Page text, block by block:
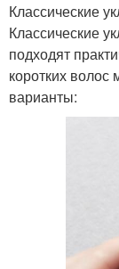
Классические
Классические
подходят
коротких
варианты: